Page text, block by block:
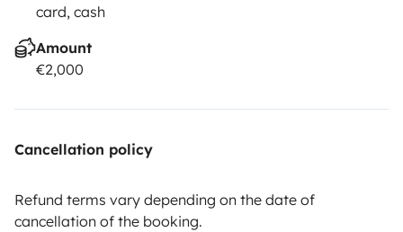
card, cash
Amount
€2,000
Cancellation policy
Refund terms vary depending on the date of
cancellation of the booking.